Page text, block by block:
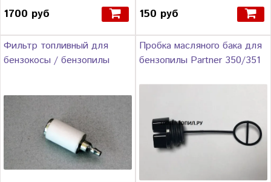
1700 руб 150 руб
Фильтр топливный для
бензокосы / бензопилы
Пробка масляного бака для
бензопилы Partner 350/351